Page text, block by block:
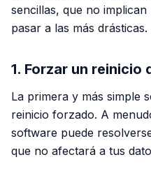
sencillas, que no
pasar a las más drásticas.
1. Forzar un reinicio
La primera y más simple
reinicio forzado. A
software puede
que no afectará a tus